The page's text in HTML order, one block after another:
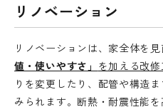
リノベーション
リノベーションは、家全体を
値・使いやすさ」 を加える改
りを変更したり、配管や構造
みられます。断熱・耐震性能